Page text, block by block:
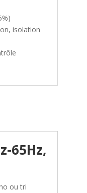
isolation
65Hz,
ou tri